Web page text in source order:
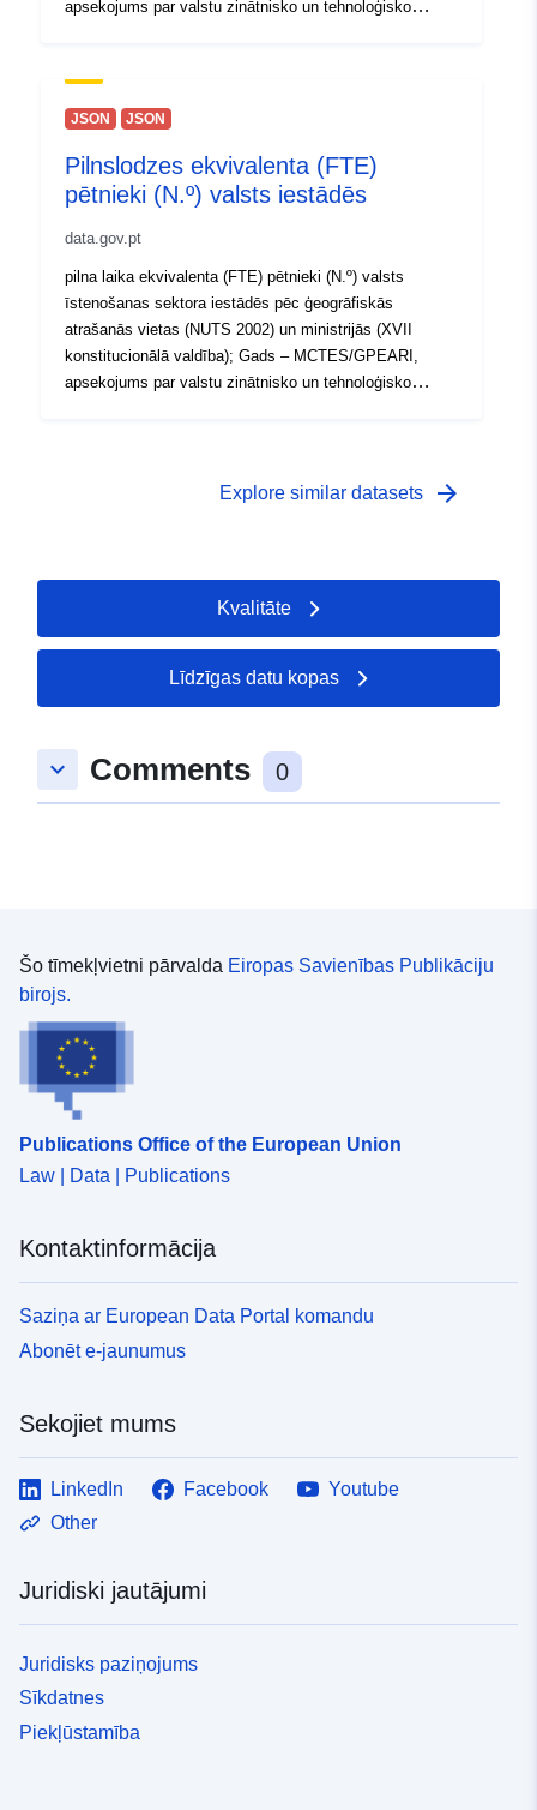
apsekojums par valstu zinātnisko un tehnoloģisko
JSON JSON
Pilnslodzes ekvivalenta (FTE)
pētnieki (N.º) valsts iestādēs
data.gov.pt
pilna laika ekvivalenta (FTE) pētnieki (N.º) valsts
īstenošanas sektora iestādēs pēc ģeogrāfiskās
atrašanās vietas (NUTS 2002) un ministrijās (XVII
konstitucionālā valdība); Gads – MCTES/GPEARI,
apsekojums par valstu zinātnisko un tehnoloģisko
Explore similar datasets arrow_forward
Kvalitāte
Līdzīgas datu kopas
keyboard_arrow_down Comments 0
Šo tīmekļvietni pārvalda Eiropas Savienības Publikāciju
birojs.
Publications Office of the European Union
Law | Data | Publications
Kontaktinformācija
Saziņa ar European Data Portal komandu
Abonēt e-jaunumus
Sekojiet mums
LinkedIn Facebook
Youtube
Other
Juridiski jautājumi
Juridisks paziņojums
Sīkdatnes
Piekļūstamība